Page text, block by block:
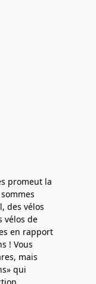
promeut la
des vélos
vélos de
en rapport
! Vous
mais
qui